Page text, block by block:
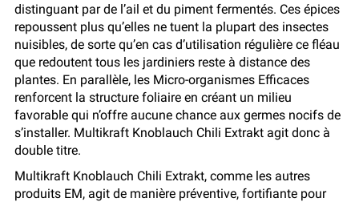
distinguant par de l’ail et du piment fermentés. Ces épices
repoussent plus qu’elles ne tuent la plupart des insectes
nuisibles, de sorte qu’en cas d’utilisation régulière ce fléau
que redoutent tous les jardiniers reste à distance des
plantes. En parallèle, les Micro-organismes Efficaces
renforcent la structure foliaire en créant un milieu
favorable qui n’offre aucune chance aux germes nocifs de
s’installer. Multikraft Knoblauch Chili Extrakt agit donc à
double titre.
Multikraft Knoblauch Chili Extrakt, comme les autres
produits EM, agit de manière préventive, fortifiante pour